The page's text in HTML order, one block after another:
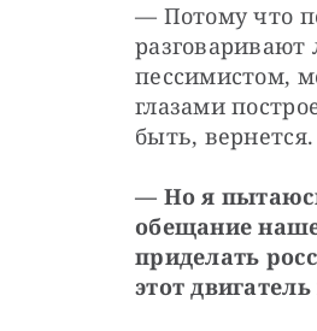
— Потому что
разговаривают
пессимистом,
глазами
быть, вернется.
— Но я
обещание
приделать
этот